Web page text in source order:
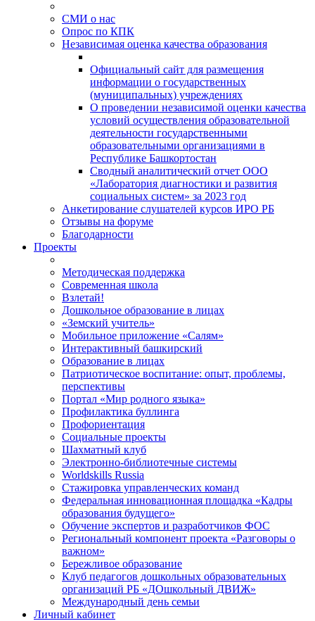
СМИ о нас
Опрос по КПК
Независимая оценка качества образования
Официальный сайт для размещения
информации о государственных
(муниципальных) учреждениях
О проведении независимой оценки качества
условий осуществления образовательной
деятельности государственными
образовательными организациями в
Республике Башкортостан
Сводный аналитический отчет ООО
«Лаборатория диагностики и развития
социальных систем» за 2023 год
Анкетирование слушателей курсов ИРО РБ
Отзывы на форуме
Благодарности
Проекты
Методическая поддержка
Современная школа
Взлетай!
Дошкольное образование в лицах
«Земский учитель»
Мобильное приложение «Салям»
Интерактивный башкирский
Образование в лицах
Патриотическое воспитание: опыт, проблемы,
перспективы
Портал «Мир родного языка»
Профилактика буллинга
Профориентация
Социальные проекты
Шахматный клуб
Электронно-библиотечные системы
Worldskills Russia
Стажировка управленческих команд
Федеральная инновационная площадка «Кадры
образования будущего»
Обучение экспертов и разработчиков ФОС
Региональный компонент проекта «Разговоры о
важном»
Бережливое образование
Клуб педагогов дошкольных образовательных
организаций РБ «ДОшкольный ДВИЖ»
Международный день семьи
Личный кабинет